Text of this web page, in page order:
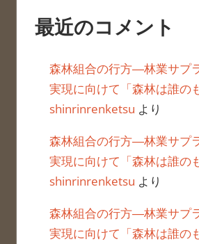
最近のコメント
森林組合の行方―林業サプ
実現に向けて「森林は誰の
shinrinrenketsu より
森林組合の行方―林業サプ
実現に向けて「森林は誰の
shinrinrenketsu より
森林組合の行方―林業サプ
実現に向けて「森林は誰の